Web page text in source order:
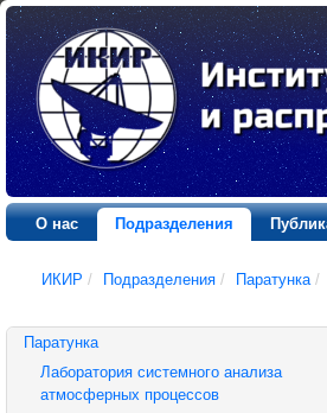
О нас Подразделения
ИКИР / Подразделения / Паратунка /
Паратунка
Лаборатория системного анализа
атмосферных процессов